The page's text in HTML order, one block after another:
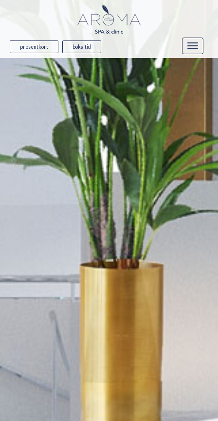
presentkort boka tid